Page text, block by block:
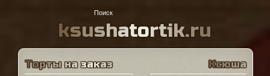
ksushatortik.ru
Торты на заказ Ксюша